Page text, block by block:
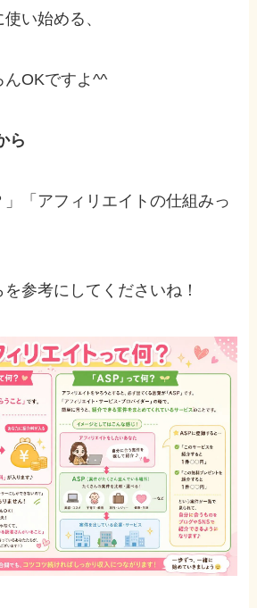
い始める、
んOKですよ^^
ら
「アフィリエイトの仕組みっ
参考にしてくださいね！